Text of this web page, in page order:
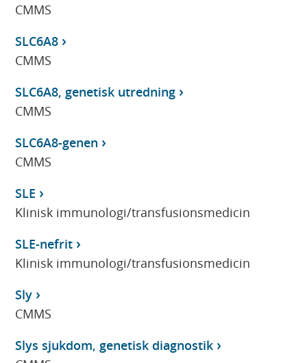
CMMS
SLC6A8
CMMS
SLC6A8, genetisk utredning
CMMS
SLC6A8-genen
CMMS
SLE
Klinisk immunologi/transfusionsmedicin
SLE-nefrit
Klinisk immunologi/transfusionsmedicin
Sly
CMMS
Slys sjukdom, genetisk diagnostik